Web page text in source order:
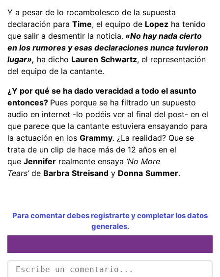
Y a pesar de lo rocambolesco de la supuesta
declaración para Time, el equipo de Lopez ha tenido
que salir a desmentir la noticia. «No hay nada cierto
en los rumores y esas declaraciones nunca tuvieron
lugar», ha dicho Lauren Schwartz, el representación
del equipo de la cantante.
¿Y por qué se ha dado veracidad a todo el asunto
entonces? Pues porque se ha filtrado un supuesto
audio en internet -lo podéis ver al final del post- en el
que parece que la cantante estuviera ensayando para
la actuación en los Grammy. ¿La realidad? Que se
trata de un clip de hace más de 12 años en el
que Jennifer realmente ensaya ‘No More
Tears’de Barbra Streisand y Donna Summer.
Para comentar debes registrarte y completar los datos
generales.